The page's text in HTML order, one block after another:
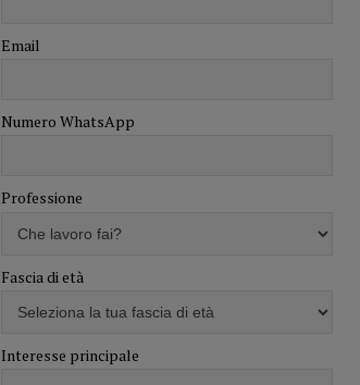
Email
Numero WhatsApp
Professione
Fascia di età
Interesse principale